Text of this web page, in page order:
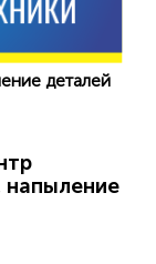
деталей
напыление